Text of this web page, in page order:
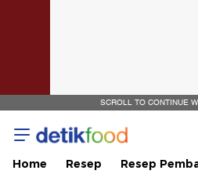
SCROLL TO CONTINUE
Home Resep Resep